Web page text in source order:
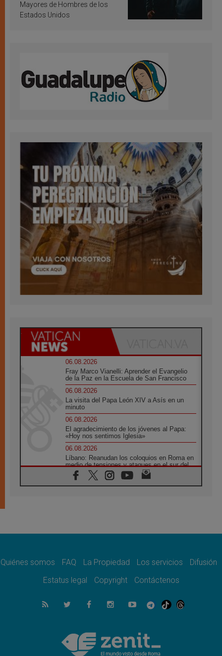
Mayores de Hombres de los
Estados Unidos
06.08.2026
Fray Marco Vianelli: Aprender el Evangelio
de la Paz en la Escuela de San Francisco
06.08.2026
La visita del Papa León XIV a Asís en un
minuto
06.08.2026
El agradecimiento de los jóvenes al Papa:
«Hoy nos sentimos Iglesia»
06.08.2026
Líbano: Reanudan los coloquios en Roma en
medio de tensiones y ataques en el sur del
país
06.08.2026
noticia para todo el Uruguay
León XIV: La revolución del Evangelio
06.08.2026
La Iglesia en Ceuta: caridad y esperanza
La visita del Papa a Perú será un tiempo de
gracia reconciliación y esperanza
Quiénes somos FAQ La Propiedad Los servicios
Difusión
Estatus legal
Copyright Contáctenos